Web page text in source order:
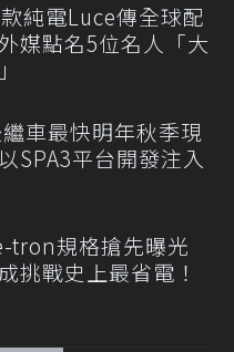
純電Luce傳全球配
媒點名5位名人「大
車最快明年秋季現
SPA3平台開發注入
tron規格搶先曝光
挑戰史上最省電！